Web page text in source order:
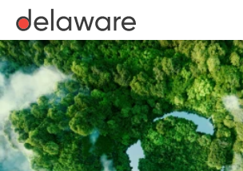
Belgium
Brazil
China
France
Germany
Diversidade & Inclusão
Responsabilidade Social